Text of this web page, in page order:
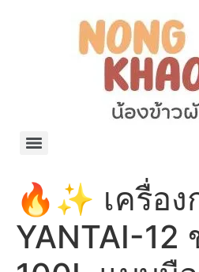
🔥✨ เครื่อ
YANTAI-12